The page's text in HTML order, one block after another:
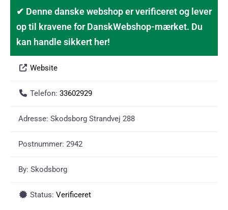
✔ Denne danske webshop er verificeret og lever
op til kravene for DanskWebshop-mærket. Du
kan handle sikkert her!
Website
Telefon: 33602929
Adresse: Skodsborg Strandvej 288
Postnummer: 2942
By: Skodsborg
Status: Verificeret